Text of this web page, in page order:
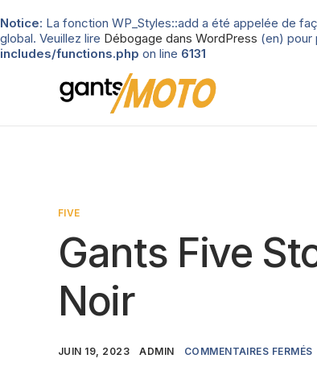
Notice: La fonction WP_Styles::add a été appelée de
global. Veuillez lire Débogage dans WordPress (en) pour
includes/functions.php on line 6131
FIVE
Gants Five
Noir
JUIN 19, 2023 ADMIN COMMENTAIRES FERMÉS